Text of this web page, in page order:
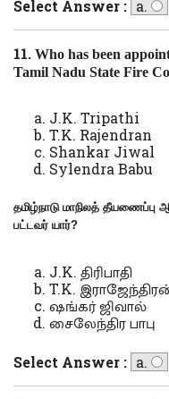
Select Answer : a.
11.Who has been
Tamil Nadu State Fire
J.K. Tripathi
T.K. Rajendran
Shankar Jiwal
Sylendra Babu
தமிழ்நாடு மாநிலத்
பட்டவர் யார்?
J.K. திரிபாதி
T.K.
ஷங்கர் ஜிவால்
சைலேந்திர பாபு
Select Answer : a.